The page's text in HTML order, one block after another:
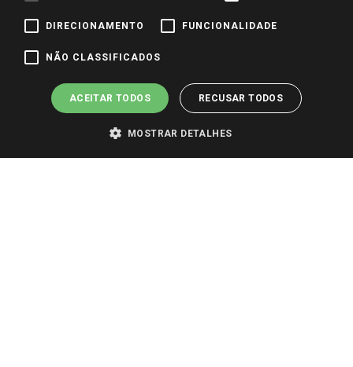
Pagamento e Segurança
DIRECIONAMENTO FUNCIONALIDADE
NÃO CLASSIFICADOS
ACEITAR TODOS RECUSAR TODOS
MOSTRAR DETALHES